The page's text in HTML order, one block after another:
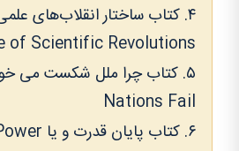
of Scientific Revolutions
Nations Fail
۶. کتاب پایان قدرت و یا The End of Power